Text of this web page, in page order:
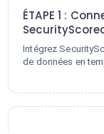
ÉTAPE 1 :
Intégrez
de données en